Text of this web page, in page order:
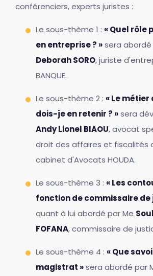
conférenciers, experts juristes :
Le sous-thème 1 : « Quel rôle
en entreprise ? »sera abordé
Deborah SORO, juriste
BANQUE.
Le sous-thème 2 : « Le
dois-je en retenir ? »sera
Andy Lionel BIAOU, avocat
droit des affaires et fiscalités
cabinet d'Avocats HOUDA.
Le sous-thème 3 : « Les
fonction de commissaire de
quant à lui abordé par Me
FOFANA, commissaire de
Le sous-thème 4 : « Que
magistrat »sera abordé par